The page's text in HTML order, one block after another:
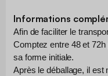
Informations
Afin de faciliter le
Comptez entre 48 et
sa forme initiale.
Après le déballage, il est